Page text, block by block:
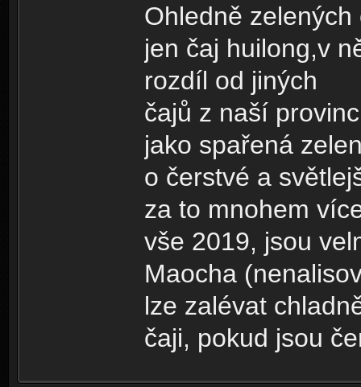
Ohledně
jen čaj huilong,v
rozdíl od jiných
čajů z naší
jako spařená
o čerstvé a
za to mnohem
vše 2019, jsou
Maocha
lze zalévat
čaji, pokud jsou